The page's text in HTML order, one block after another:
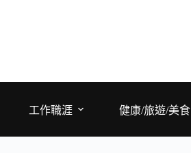
工作職涯 健康/旅遊/美食